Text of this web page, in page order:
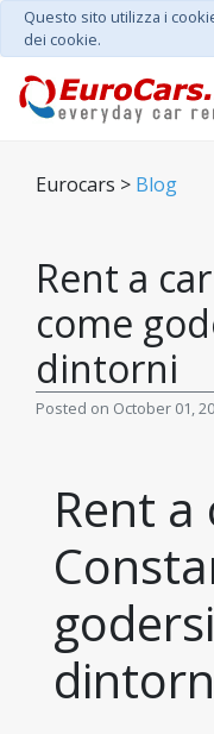
Questo sito utilizza i
dei cookie.
Eurocars > Blog
Rent a
come
dintorni
Posted on October 01,
Rent a